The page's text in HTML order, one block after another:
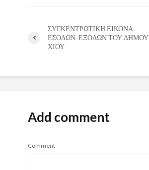
ΣΥΓΚΕΝΤΡΩΤΙΚΗ ΕΙΚΟΝΑ
ΕΣΟΔΩΝ-ΕΞΟΔΩΝ ΤΟΥ ΔΗΜΟΥ
ΧΙΟΥ
Add comment
Comment